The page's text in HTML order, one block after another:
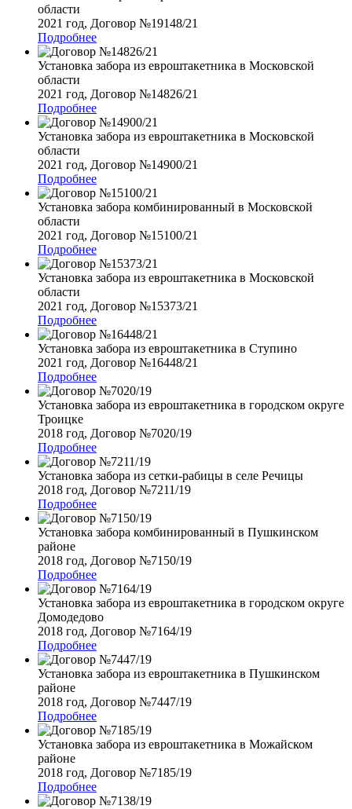
области
2021 год, Договор №19148/21
Подробнее
Установка забора из евроштакетника в Московской
области
2021 год, Договор №14826/21
Подробнее
Установка забора из евроштакетника в Московской
области
2021 год, Договор №14900/21
Подробнее
Установка забора комбинированный в Московской
области
2021 год, Договор №15100/21
Подробнее
Установка забора из евроштакетника в Московской
области
2021 год, Договор №15373/21
Подробнее
Установка забора из евроштакетника в Ступино
2021 год, Договор №16448/21
Подробнее
Установка забора из евроштакетника в городском округе
Троицке
2018 год, Договор №7020/19
Подробнее
Установка забора из сетки-рабицы в селе Речицы
2018 год, Договор №7211/19
Подробнее
Установка забора комбинированный в Пушкинском
районе
2018 год, Договор №7150/19
Подробнее
Установка забора из евроштакетника в городском округе
Домодедово
2018 год, Договор №7164/19
Подробнее
Установка забора из евроштакетника в Пушкинском
районе
2018 год, Договор №7447/19
Подробнее
Установка забора из евроштакетника в Можайском
районе
2018 год, Договор №7185/19
Подробнее